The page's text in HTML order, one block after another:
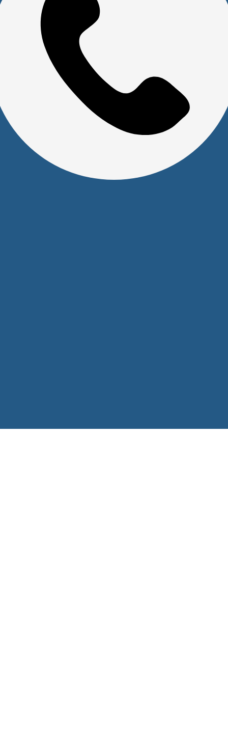
Доставка и оплата
Политика обработки персональных данных
Юридическим лицам
Сервисный центр
Прайс на услуги Сервисного Центра
Реквизиты
Оставайтесь на связи